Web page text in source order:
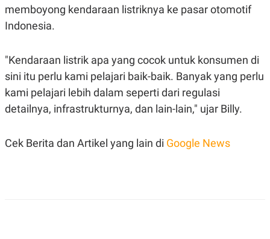
C
A
D
Y
L
E
A
.
D
L
A
N
A
K
I
J
memboyong kendaraan listriknya ke pasar otomotif
Indonesia.
"Kendaraan listrik apa yang cocok untuk konsumen di
sini itu perlu kami pelajari baik-baik. Banyak yang perlu
kami pelajari lebih dalam seperti dari regulasi
detailnya, infrastrukturnya, dan lain-lain," ujar Billy.
Cek Berita dan Artikel yang lain di Google News